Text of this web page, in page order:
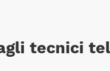
tecnici